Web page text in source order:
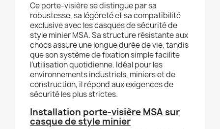
Ce porte-visière se distingue par sa
robustesse, sa légèreté et sa compatibilité
exclusive avec les casques de sécurité de
style minier MSA. Sa structure résistante aux
chocs assure une longue durée de vie, tandis
que son système de fixation simple facilite
l’utilisation quotidienne. Idéal pour les
environnements industriels, miniers et de
construction, il répond aux exigences de
sécurité les plus strictes.
Installation porte-visière MSA sur
casque de style minier